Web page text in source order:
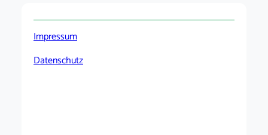
Impressum
Datenschutz